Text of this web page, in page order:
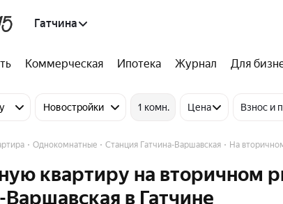
Гатчина
Коммерческая Ипотека Журнал Для
Новостройки 1 комн. Цена Взнос и
Однокомнатные Станция Гатчина-Варшавская На
квартиру на вторичном
в Гатчине